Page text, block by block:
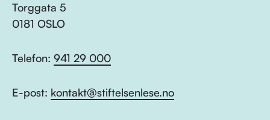
Torggata 5
0181 OSLO
Telefon: 941 29 000
E-post: kontakt@stiftelsenlese.no